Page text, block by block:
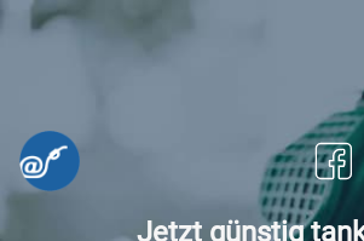
Jetzt günstig